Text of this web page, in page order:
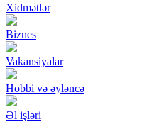
Xidmətlər
Biznes
Vakansiyalar
Hobbi və əyləncə
Əl işləri